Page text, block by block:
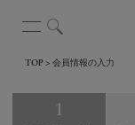
TOP 会員情報の入力